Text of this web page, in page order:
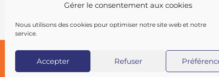
Gérer le consentement aux cookies
Nous utilisons des cookies pour optimiser notre site web et notre
service.
Accepter Refuser
Copyright 2026 AIST 84 | Politique de